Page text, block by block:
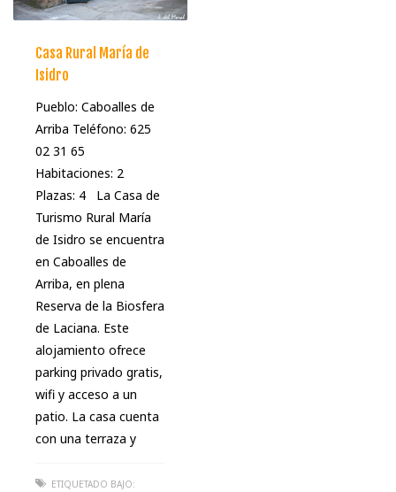
Casa Rural María de
Isidro
Pueblo: Caboalles de
Arriba Teléfono: 625
02 31 65
Habitaciones: 2
Plazas: 4 La Casa de
Turismo Rural María
de Isidro se encuentra
en Caboalles de
Arriba, en plena
Reserva de la Biosfera
de Laciana. Este
alojamiento ofrece
parking privado gratis,
wifi y acceso a un
patio. La casa cuenta
con una terraza y
ETIQUETADO BAJO: